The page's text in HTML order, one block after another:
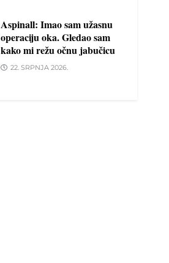
Aspinall: Imao sam užasnu
operaciju oka. Gledao sam
kako mi režu očnu jabučicu
22. SRPNJA 2026.